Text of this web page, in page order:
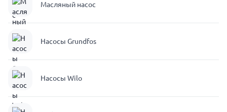
Масляный насос
Насосы Grundfos
Насосы Wilo